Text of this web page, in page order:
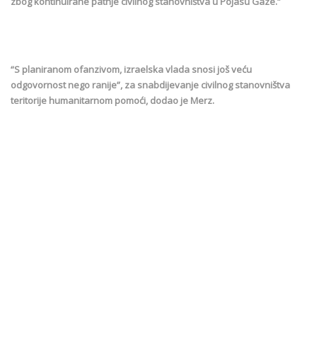
“S planiranom ofanzivom, izraelska vlada snosi još veću
odgovornost nego ranije”, za snabdijevanje civilnog stanovništva
teritorije humanitarnom pomoći, dodao je Merz.